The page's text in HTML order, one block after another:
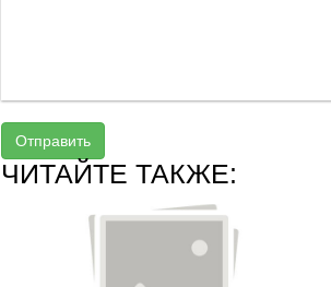
Отправить
ЧИТАЙТЕ ТАКЖЕ: